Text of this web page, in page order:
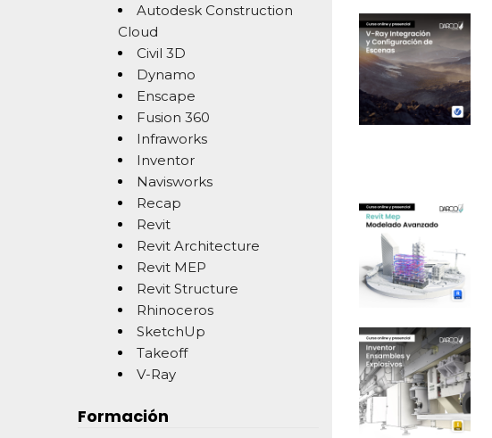
Autodesk Construction
Cloud
Civil 3D
Dynamo
Enscape
Fusion 360
Infraworks
Inventor
Navisworks
Recap
Revit
Revit Architecture
Revit MEP
Revit Structure
Rhinoceros
SketchUp
Takeoff
V-Ray
Formación